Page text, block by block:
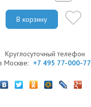
В корзину
Круглосуточный телефон
Москве: +7 495 77-000-77